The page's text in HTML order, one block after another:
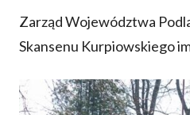
Zarząd Województwa
Skansenu Kurpiowskiego